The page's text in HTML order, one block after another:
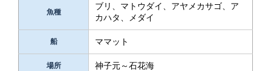
魚種
ブリ、マトウダイ、アヤメカサゴ、ア
カハタ、メダイ
船 ママット
場所 神子元～石花海